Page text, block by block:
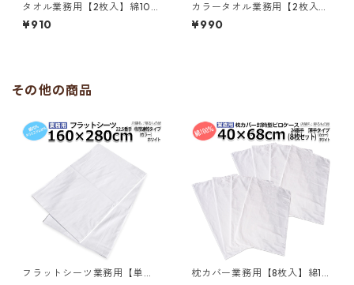
タオル業務用【2枚入】綿10
0% 34x86cm 280匁フェイス
タオル ホワイト 白 メール便
¥910
カラータオル業務用【2枚入】
綿100% 34×86cm 240匁 フ
ェイスタオル ダークブラウン
¥990
その他の商品
フラットシーツ業務用【単
枕カバー業務用【8枚入】綿10